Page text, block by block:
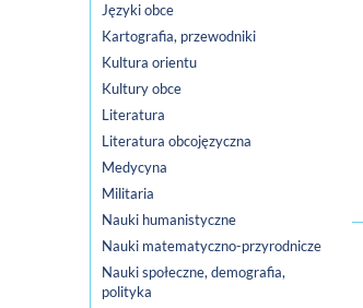
Języki obce
Kartografia, przewodniki
Kultura orientu
Kultury obce
Literatura
Literatura obcojęzyczna
Medycyna
Militaria
Nauki humanistyczne
Nauki matematyczno-przyrodnicze
Nauki społeczne, demografia,
polityka